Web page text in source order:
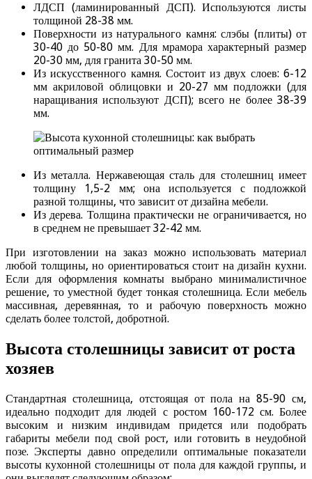
ЛДСП (ламинированный ДСП). Используются листы
толщиной 28-38 мм.
Поверхности из натурального камня: слэбы (плиты) от
30-40 до 50-80 мм. Для мрамора характерный размер
20-30 мм, для гранита 30-50 мм.
Из искусственного камня. Состоит из двух слоев: 6-12
мм акриловой облицовки и 20-27 мм подложки (для
наращивания используют ДСП); всего не более 38-39
мм.
Из металла. Нержавеющая сталь для столешниц имеет
толщину 1,5-2 мм; она используется с подложкой
разной толщины, что зависит от дизайна мебели.
Из дерева. Толщина практически не ограничивается, но
в среднем не превышает 32-42 мм.
При изготовлении на заказ можно использовать материал
любой толщины, но ориентироваться стоит на дизайн кухни.
Если для оформления комнаты выбрано минималистичное
решение, то уместной будет тонкая столешница. Если мебель
массивная, деревянная, то и рабочую поверхность можно
сделать более толстой, добротной.
Высота столешницы зависит от роста
хозяев
Стандартная столешница, отстоящая от пола на 85-90 см,
идеально подходит для людей с ростом 160-172 см. Более
высоким и низким индивидам придется или подобрать
габариты мебели под свой рост, или готовить в неудобной
позе. Эксперты давно определили оптимальные показатели
высоты кухонной столешницы от пола для каждой группы, и